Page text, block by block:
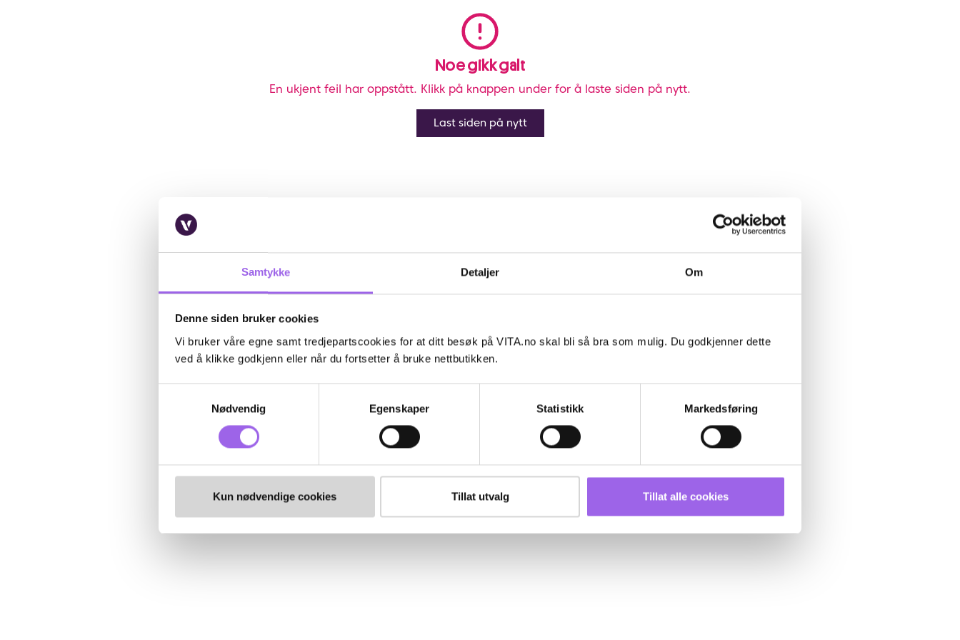
Samtykke Detaljer Om
Denne siden bruker cookies
Vi bruker våre egne samt tredjepartscookies for at ditt besøk på VITA.no skal bli så bra som mulig. Du godkjenner dette
ved å klikke godkjenn eller når du fortsetter å bruke nettbutikken.
Nødvendig
Egenskaper Statistikk Markedsføring
Kun nødvendige cookies Tillat utvalg Tillat alle cookies
Noe gikk galt
En ukjent feil har oppstått. Klikk på knappen under for å laste siden på nytt.
Last siden på nytt